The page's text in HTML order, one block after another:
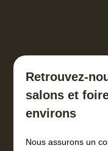
Retrouvez-
salons et
environs
Nous assurons un